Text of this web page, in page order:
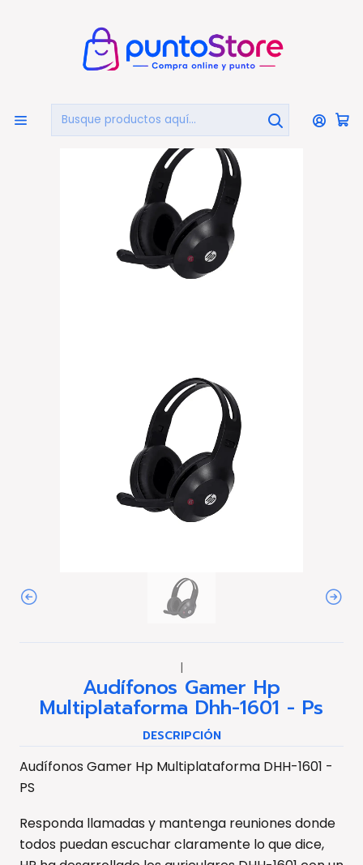
Inicio PUNTO GAMER Audífonos Gamer
Audífonos Gamer Hp Multiplataforma Dhh-1601 - Ps
|
Audífonos Gamer Hp
Multiplataforma Dhh-1601 - Ps
DESCRIPCIÓN
Audífonos Gamer Hp Multiplataforma DHH-1601 -
PS
Responda llamadas y mantenga reuniones donde
todos puedan escuchar claramente lo que dice,